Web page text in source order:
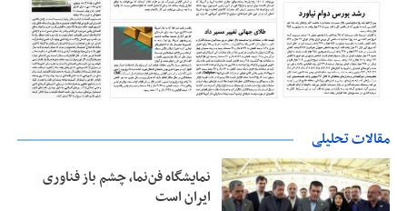
مقالات تحلیلی
نمایشگاه فن‌نما، چشم باز فناوری
ایران است